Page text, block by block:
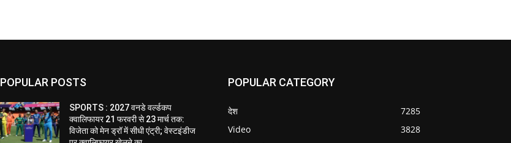
POPULAR POSTS
SPORTS : 2027 वनडे वर्ल्डकप
क्वालिफायर 21 फरवरी से 23 मार्च तक:
विजेता को मेन ड्रॉ में सीधी एंट्री; वेस्टइंडीज
POPULAR CATEGORY
देश
7285
Video
3828